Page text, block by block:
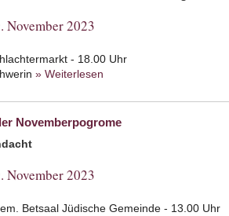
November 2023
- 18.00 Uhr
» Weiterlesen
Novemberpogrome
November 2023
Betsaal Jüdische Gemeinde - 13.00 Uhr